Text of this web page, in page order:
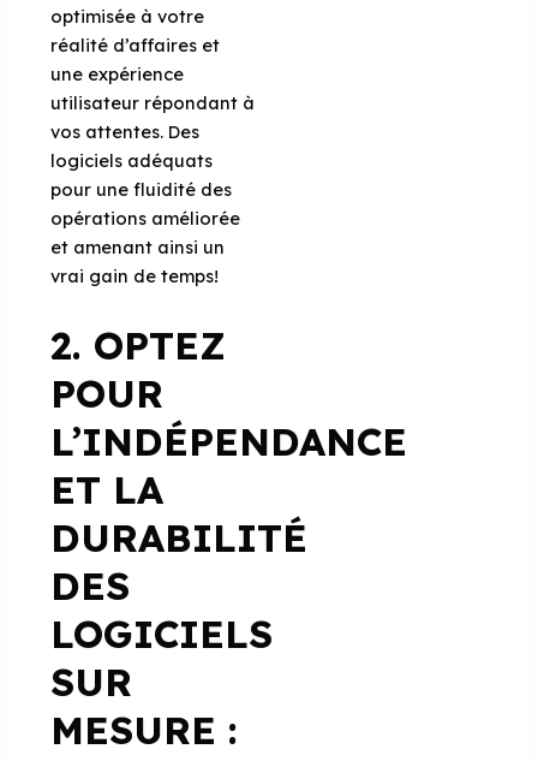
optimisée à votre
réalité d’affaires et
une expérience
utilisateur répondant à
vos attentes. Des
logiciels adéquats
pour une fluidité des
opérations améliorée
et amenant ainsi un
vrai gain de temps!
2. OPTEZ
POUR
L’INDÉPENDANCE
ET LA
DURABILITÉ
DES
LOGICIELS
SUR
MESURE :